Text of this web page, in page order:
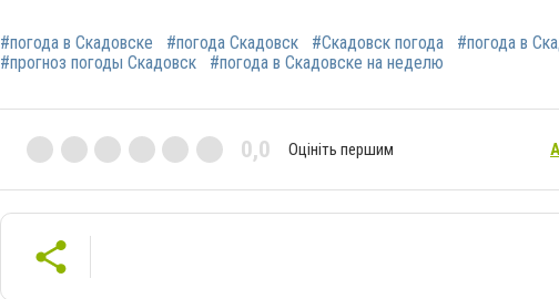
#погода в Скадовске #погода Скадовск #Скадовск погода
#погода в
#прогноз погоды Скадовск
#погода в Скадовске на неделю
0,0 Оцініть першим